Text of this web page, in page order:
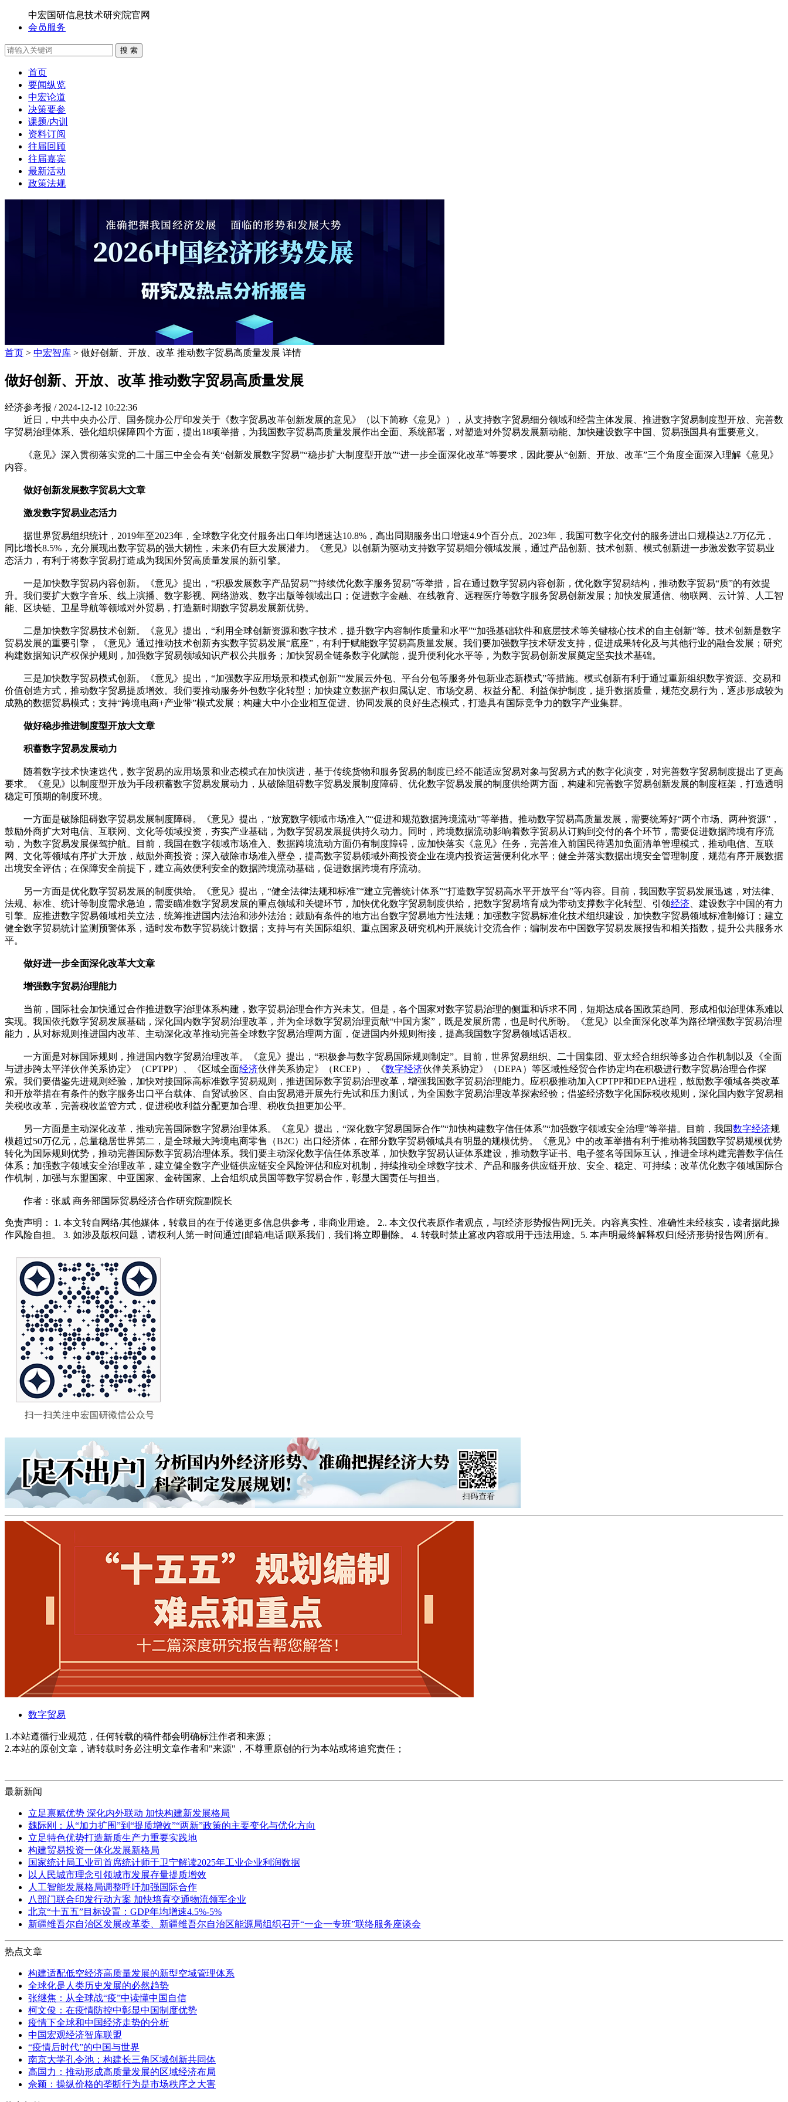
中宏国研信息技术研究院官网
会员服务
搜 索
首页
要闻纵览
中宏论道
决策要参
课题/内训
资料订阅
往届回顾
往届嘉宾
最新活动
政策法规
首页 > 中宏智库 > 做好创新、开放、改革 推动数字贸易高质量发展 详情
做好创新、开放、改革 推动数字贸易高质量发展
经济参考报 / 2024-12-12 10:22:36
近日，中共中央办公厅、国务院办公厅印发关于《数字贸易改革创新发展的意见》（以下简称《意见》），从支持数字贸易细分领域和经营主体发展、推进数字贸易制度型开放、完善数
字贸易治理体系、强化组织保障四个方面，提出18项举措，为我国数字贸易高质量发展作出全面、系统部署，对塑造对外贸易发展新动能、加快建设数字中国、贸易强国具有重要意义。
《意见》深入贯彻落实党的二十届三中全会有关“创新发展数字贸易”“稳步扩大制度型开放”“进一步全面深化改革”等要求，因此要从“创新、开放、改革”三个角度全面深入理解《意见》
内容。
做好创新发展数字贸易大文章
激发数字贸易业态活力
据世界贸易组织统计，2019年至2023年，全球数字化交付服务出口年均增速达10.8%，高出同期服务出口增速4.9个百分点。2023年，我国可数字化交付的服务进出口规模达2.7万亿元，
同比增长8.5%，充分展现出数字贸易的强大韧性，未来仍有巨大发展潜力。《意见》以创新为驱动支持数字贸易细分领域发展，通过产品创新、技术创新、模式创新进一步激发数字贸易业
态活力，有利于将数字贸易打造成为我国外贸高质量发展的新引擎。
一是加快数字贸易内容创新。《意见》提出，“积极发展数字产品贸易”“持续优化数字服务贸易”等举措，旨在通过数字贸易内容创新，优化数字贸易结构，推动数字贸易“质”的有效提
升。我们要扩大数字音乐、线上演播、数字影视、网络游戏、数字出版等领域出口；促进数字金融、在线教育、远程医疗等数字服务贸易创新发展；加快发展通信、物联网、云计算、人工智
能、区块链、卫星导航等领域对外贸易，打造新时期数字贸易发展新优势。
二是加快数字贸易技术创新。《意见》提出，“利用全球创新资源和数字技术，提升数字内容制作质量和水平”“加强基础软件和底层技术等关键核心技术的自主创新”等。技术创新是数字
贸易发展的重要引擎，《意见》通过推动技术创新夯实数字贸易发展“底座”，有利于赋能数字贸易高质量发展。我们要加强数字技术研发支持，促进成果转化及与其他行业的融合发展；研究
构建数据知识产权保护规则，加强数字贸易领域知识产权公共服务；加快贸易全链条数字化赋能，提升便利化水平等，为数字贸易创新发展奠定坚实技术基础。
三是加快数字贸易模式创新。《意见》提出，“加强数字应用场景和模式创新”“发展云外包、平台分包等服务外包新业态新模式”等措施。模式创新有利于通过重新组织数字资源、交易和
价值创造方式，推动数字贸易提质增效。我们要推动服务外包数字化转型；加快建立数据产权归属认定、市场交易、权益分配、利益保护制度，提升数据质量，规范交易行为，逐步形成较为
成熟的数据贸易模式；支持“跨境电商+产业带”模式发展；构建大中小企业相互促进、协同发展的良好生态模式，打造具有国际竞争力的数字产业集群。
做好稳步推进制度型开放大文章
积蓄数字贸易发展动力
随着数字技术快速迭代，数字贸易的应用场景和业态模式在加快演进，基于传统货物和服务贸易的制度已经不能适应贸易对象与贸易方式的数字化演变，对完善数字贸易制度提出了更高
要求。《意见》以制度型开放为手段积蓄数字贸易发展动力，从破除阻碍数字贸易发展制度障碍、优化数字贸易发展的制度供给两方面，构建和完善数字贸易创新发展的制度框架，打造透明
稳定可预期的制度环境。
一方面是破除阻碍数字贸易发展制度障碍。《意见》提出，“放宽数字领域市场准入”“促进和规范数据跨境流动”等举措。推动数字贸易高质量发展，需要统筹好“两个市场、两种资源”，
鼓励外商扩大对电信、互联网、文化等领域投资，夯实产业基础，为数字贸易发展提供持久动力。同时，跨境数据流动影响着数字贸易从订购到交付的各个环节，需要促进数据跨境有序流
动，为数字贸易发展保驾护航。目前，我国在数字领域市场准入、数据跨境流动方面仍有制度障碍，应加快落实《意见》任务，完善准入前国民待遇加负面清单管理模式，推动电信、互联
网、文化等领域有序扩大开放，鼓励外商投资；深入破除市场准入壁垒，提高数字贸易领域外商投资企业在境内投资运营便利化水平；健全并落实数据出境安全管理制度，规范有序开展数据
出境安全评估；在保障安全前提下，建立高效便利安全的数据跨境流动基础，促进数据跨境有序流动。
另一方面是优化数字贸易发展的制度供给。《意见》提出，“健全法律法规和标准”“建立完善统计体系”“打造数字贸易高水平开放平台”等内容。目前，我国数字贸易发展迅速，对法律、
法规、标准、统计等制度需求急迫，需要瞄准数字贸易发展的重点领域和关键环节，加快优化数字贸易制度供给，把数字贸易培育成为带动支撑数字化转型、引领经济 、建设数字中国的有力
引擎。应推进数字贸易领域相关立法，统筹推进国内法治和涉外法治；鼓励有条件的地方出台数字贸易地方性法规；加强数字贸易标准化技术组织建设，加快数字贸易领域标准制修订；建立
健全数字贸易统计监测预警体系，适时发布数字贸易统计数据；支持与有关国际组织、重点国家及研究机构开展统计交流合作；编制发布中国数字贸易发展报告和相关指数，提升公共服务水
平。
做好进一步全面深化改革大文章
增强数字贸易治理能力
当前，国际社会加快通过合作推进数字治理体系构建，数字贸易治理合作方兴未艾。但是，各个国家对数字贸易治理的侧重和诉求不同，短期达成各国政策趋同、形成相似治理体系难以
实现。我国依托数字贸易发展基础，深化国内数字贸易治理改革，并为全球数字贸易治理贡献“中国方案”，既是发展所需，也是时代所盼。《意见》以全面深化改革为路径增强数字贸易治理
能力，从对标规则推进国内改革、主动深化改革推动完善全球数字贸易治理两方面，促进国内外规则衔接，提高我国数字贸易领域话语权。
一方面是对标国际规则，推进国内数字贸易治理改革。《意见》提出，“积极参与数字贸易国际规则制定”。目前，世界贸易组织、二十国集团、亚太经合组织等多边合作机制以及《全面
与进步跨太平洋伙伴关系协定》（CPTPP）、《区域全面经济伙伴关系协定》（RCEP）、《数字经济伙伴关系协定》（DEPA）等区域性经贸合作协定均在积极进行数字贸易治理合作探
索。我们要借鉴先进规则经验，加快对接国际高标准数字贸易规则，推进国际数字贸易治理改革，增强我国数字贸易治理能力。应积极推动加入CPTPP和DEPA进程，鼓励数字领域各类改革
和开放举措在有条件的数字服务出口平台载体、自贸试验区、自由贸易港开展先行先试和压力测试，为全国数字贸易治理改革探索经验；借鉴经济数字化国际税收规则，深化国内数字贸易相
关税收改革，完善税收监管方式，促进税收利益分配更加合理、税收负担更加公平。
另一方面是主动深化改革，推动完善国际数字贸易治理体系。《意见》提出，“深化数字贸易国际合作”“加快构建数字信任体系”“加强数字领域安全治理”等举措。目前，我国数字经济规
模超过50万亿元，总量稳居世界第二，是全球最大跨境电商零售（B2C）出口经济体，在部分数字贸易领域具有明显的规模优势。《意见》中的改革举措有利于推动将我国数字贸易规模优势
转化为国际规则优势，推动完善国际数字贸易治理体系。我们要主动深化数字信任体系改革，加快数字贸易认证体系建设，推动数字证书、电子签名等国际互认，推进全球构建完善数字信任
体系；加强数字领域安全治理改革，建立健全数字产业链供应链安全风险评估和应对机制，持续推动全球数字技术、产品和服务供应链开放、安全、稳定、可持续；改革优化数字领域国际合
作机制，加强与东盟国家、中亚国家、金砖国家、上合组织成员国等数字贸易合作，彰显大国责任与担当。
作者：张威 商务部国际贸易经济合作研究院副院长
免责声明： 1. 本文转自网络/其他媒体，转载目的在于传递更多信息供参考，非商业用途。 2.. 本文仅代表原作者观点，与[经济形势报告网]无关。内容真实性、准确性未经核实，读者据此操
作风险自担。 3. 如涉及版权问题，请权利人第一时间通过[邮箱/电话]联系我们，我们将立即删除。 4. 转载时禁止篡改内容或用于违法用途。5. 本声明最终解释权归[经济形势报告网]所有。
数字贸易
1.本站遵循行业规范，任何转载的稿件都会明确标注作者和来源；
2.本站的原创文章，请转载时务必注明文章作者和"来源"，不尊重原创的行为本站或将追究责任；
最新新闻
立足禀赋优势 深化内外联动 加快构建新发展格局
魏际刚：从“加力扩围”到“提质增效”“两新”政策的主要变化与优化方向
立足特色优势打造新质生产力重要实践地
构建贸易投资一体化发展新格局
国家统计局工业司首席统计师于卫宁解读2025年工业企业利润数据
以人民城市理念引领城市发展存量提质增效
人工智能发展格局调整呼吁加强国际合作
八部门联合印发行动方案 加快培育交通物流领军企业
北京“十五五”目标设置：GDP年均增速4.5%-5%
新疆维吾尔自治区发展改革委、新疆维吾尔自治区能源局组织召开“一企一专班”联络服务座谈会
热点文章
构建适配低空经济高质量发展的新型空域管理体系
全球化是人类历史发展的必然趋势
张继焦：从全球战“疫”中读懂中国自信
柯文俊：在疫情防控中彰显中国制度优势
疫情下全球和中国经济走势的分析
中国宏观经济智库联盟
“疫情后时代”的中国与世界
南京大学孔令池：构建长三角区域创新共同体
高国力：推动形成高质量发展的区域经济布局
佘颖：操纵价格的垄断行为是市场秩序之大害